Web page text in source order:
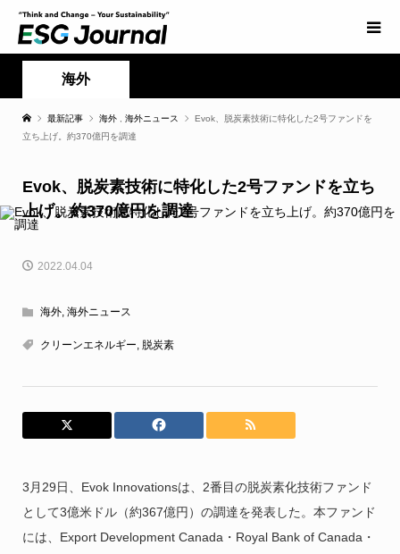
海外
最新記事 海外 海外ニュース
Evok、脱炭素技術に特化した2号ファンドを
立ち上げ。約370億円を調達
Evok、脱炭素技術に特化した2号ファンドを立ち
上げ。約370億円を調達
2022.04.04
海外, 海外ニュース
クリーンエネルギー, 脱炭素
3月29日、Evok Innovationsは、2番目の脱炭素化技術ファンド
として3億米ドル（約367億円）の調達を発表した。本ファンド
には、Export Development Canada・Royal Bank of Canada・